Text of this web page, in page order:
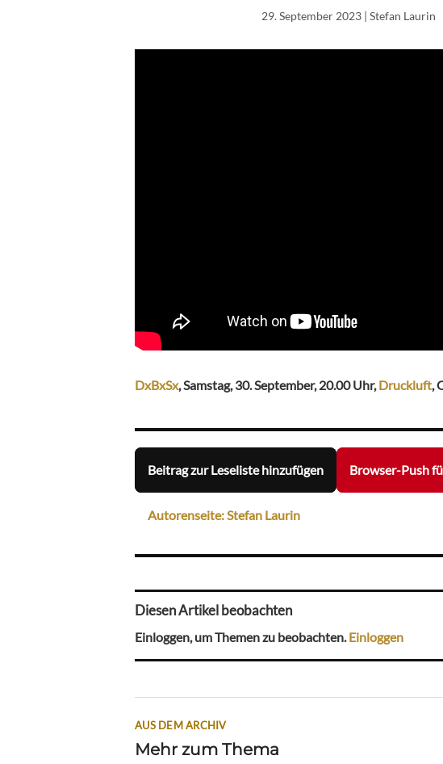
29. September 2023| Stefan Laurin
DxBxSx, Samstag, 30. September, 20.00 Uhr,Druckluft,
Beitrag zur Leseliste hinzufügen Browser-Push
Autorenseite: Stefan Laurin
Diesen Artikel beobachten
Einloggen, um Themen zu beobachten.Einloggen
AUS DEM ARCHIV
Mehr zum Thema